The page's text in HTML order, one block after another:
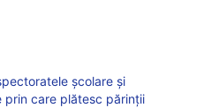
școlare și
prin care plătesc părinții